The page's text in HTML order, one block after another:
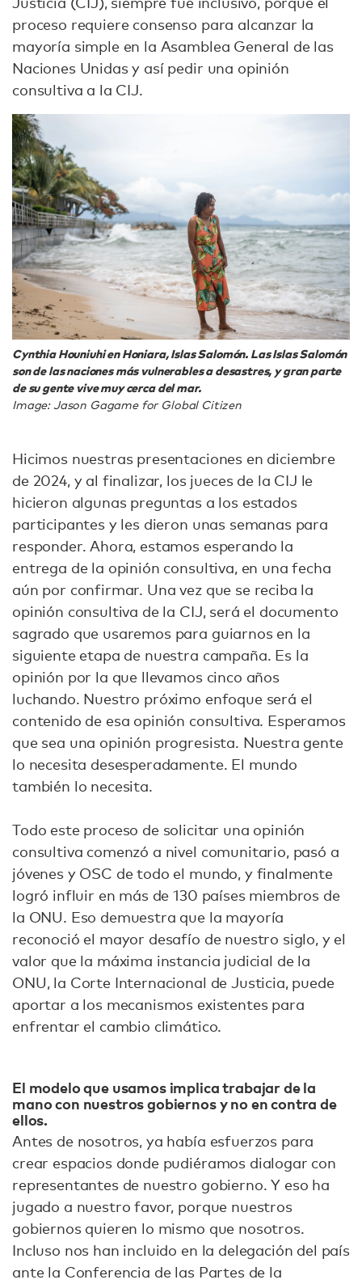
proceso requiere consenso para alcanzar la
mayoría simple en la Asamblea General de las
Naciones Unidas y así pedir una opinión
consultiva a la CIJ.
Cynthia Houniuhi en Honiara, Islas Salomón. Las Islas Salomón
son de las naciones más vulnerables a desastres, y gran parte
de su gente vive muy cerca del mar.
Image: Jason Gagame for Global Citizen
Hicimos nuestras presentaciones en diciembre
de 2024, y al finalizar, los jueces de la CIJ le
hicieron algunas preguntas a los estados
participantes y les dieron unas semanas para
responder. Ahora, estamos esperando la
entrega de la opinión consultiva, en una fecha
aún por confirmar. Una vez que se reciba la
opinión consultiva de la CIJ, será el documento
sagrado que usaremos para guiarnos en la
siguiente etapa de nuestra campaña. Es la
opinión por la que llevamos cinco años
luchando. Nuestro próximo enfoque será el
contenido de esa opinión consultiva. Esperamos
que sea una opinión progresista. Nuestra gente
lo necesita desesperadamente. El mundo
también lo necesita.
Todo este proceso de solicitar una opinión
consultiva comenzó a nivel comunitario, pasó a
jóvenes y OSC de todo el mundo, y finalmente
logró influir en más de 130 países miembros de
la ONU. Eso demuestra que la mayoría
reconoció el mayor desafío de nuestro siglo, y el
valor que la máxima instancia judicial de la
ONU, la Corte Internacional de Justicia, puede
aportar a los mecanismos existentes para
enfrentar el cambio climático.
El modelo que usamos implica trabajar de la
mano con nuestros gobiernos y no en contra de
ellos.
Antes de nosotros, ya había esfuerzos para
crear espacios donde pudiéramos dialogar con
representantes de nuestro gobierno. Y eso ha
jugado a nuestro favor, porque nuestros
gobiernos quieren lo mismo que nosotros.
Incluso nos han incluido en la delegación del país
ante la Conferencia de las Partes de la